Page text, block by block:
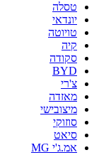
טסלה
יונדאי
טויוטה
קיה
סקודה
BYD
צ'רי
מאזדה
מיצובישי
סוזוקי
סיאט
אמ.ג'י MG